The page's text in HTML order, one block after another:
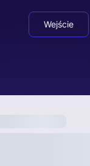
Wejście